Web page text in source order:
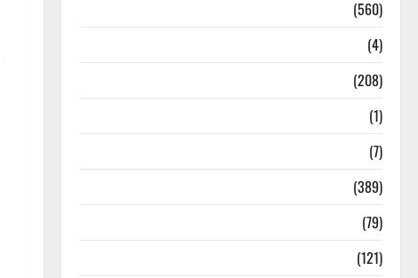
(560)
(4)
(208)
(1)
(7)
(389)
(79)
(121)